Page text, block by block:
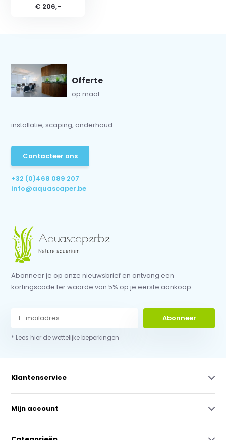
€ 206,-
Offerte
op maat
installatie, scaping, onderhoud...
Contacteer ons
+32 (0)468 089 207
info@aquascaper.be
Abonneer je op onze nieuwsbrief en ontvang een
kortingscode ter waarde van 5% op je eerste aankoop.
Abonneer
* Lees hier de wettelijke beperkingen
Klantenservice
Mijn account